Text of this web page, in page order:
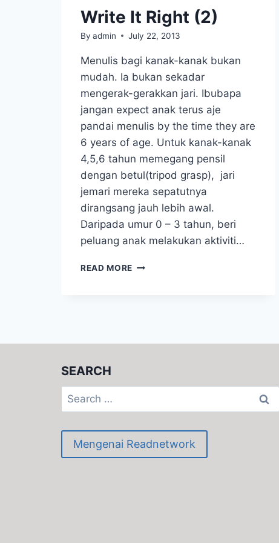
Write It Right (2)
By admin July 22, 2013
Menulis bagi kanak-kanak bukan
mudah. Ia bukan sekadar
mengerak-gerakkan jari. Ibubapa
jangan expect anak terus aje
pandai menulis by the time they are
6 years of age. Untuk kanak-kanak
4,5,6 tahun memegang pensil
dengan betul(tripod grasp), jari
jemari mereka sepatutnya
dirangsang jauh lebih awal.
Daripada umur 0 – 3 tahun, beri
peluang anak melakukan aktiviti…
READ MORE WRITE
SEARCH
Search
for:
Mengenai Readnetwork